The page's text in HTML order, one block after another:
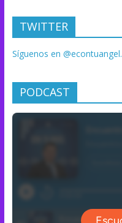
TWITTER
Síguenos en @econtuangel.
PODCAST